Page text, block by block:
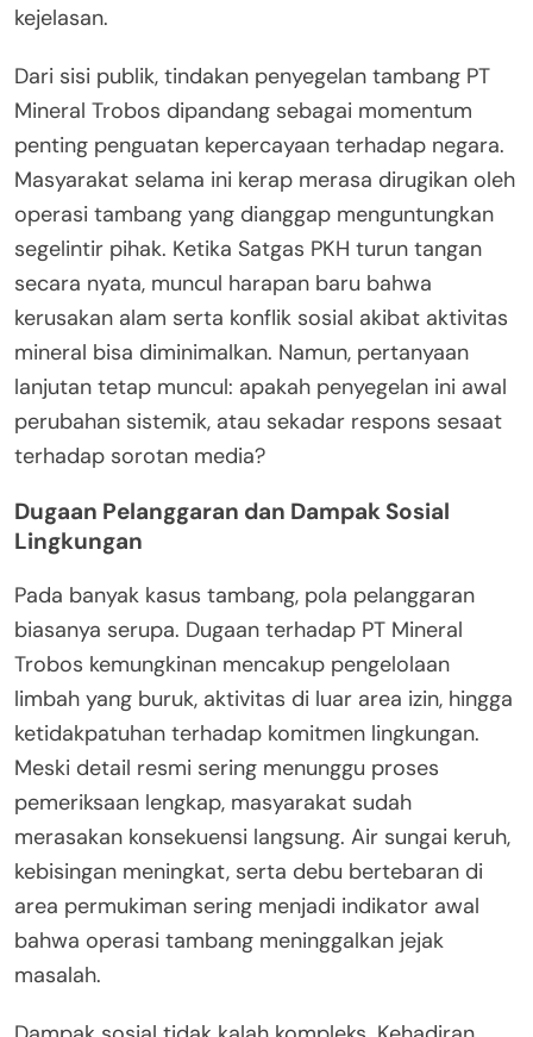
kejelasan.
Dari sisi publik, tindakan penyegelan tambang PT
Mineral Trobos dipandang sebagai momentum
penting penguatan kepercayaan terhadap negara.
Masyarakat selama ini kerap merasa dirugikan oleh
operasi tambang yang dianggap menguntungkan
segelintir pihak. Ketika Satgas PKH turun tangan
secara nyata, muncul harapan baru bahwa
kerusakan alam serta konflik sosial akibat aktivitas
mineral bisa diminimalkan. Namun, pertanyaan
lanjutan tetap muncul: apakah penyegelan ini awal
perubahan sistemik, atau sekadar respons sesaat
terhadap sorotan media?
Dugaan Pelanggaran dan Dampak Sosial
Lingkungan
Pada banyak kasus tambang, pola pelanggaran
biasanya serupa. Dugaan terhadap PT Mineral
Trobos kemungkinan mencakup pengelolaan
limbah yang buruk, aktivitas di luar area izin, hingga
ketidakpatuhan terhadap komitmen lingkungan.
Meski detail resmi sering menunggu proses
pemeriksaan lengkap, masyarakat sudah
merasakan konsekuensi langsung. Air sungai keruh,
kebisingan meningkat, serta debu bertebaran di
area permukiman sering menjadi indikator awal
bahwa operasi tambang meninggalkan jejak
masalah.